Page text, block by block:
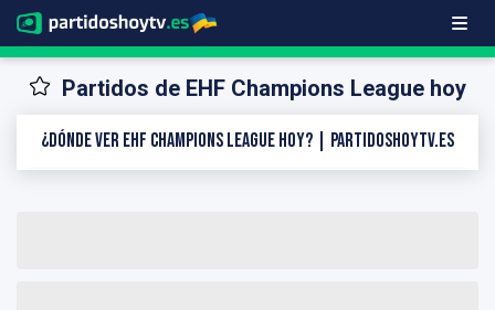
Partidos de EHF Champions League hoy
¿Dónde ver EHF Champions League hoy? | PartidosHoyTV.es